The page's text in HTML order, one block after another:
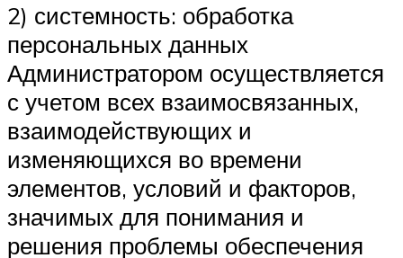
2) системность: обработка
персональных данных
Администратором осуществляется
с учетом всех взаимосвязанных,
взаимодействующих и
изменяющихся во времени
элементов, условий и факторов,
значимых для понимания и
решения проблемы обеспечения